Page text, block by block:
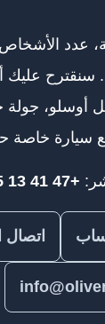
عدد
سنقترح
أوسلو، جولة
سيارة خاصة
+47 41 13 75 55
اتصال